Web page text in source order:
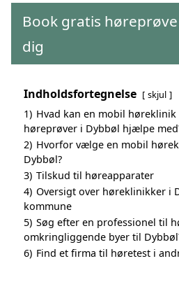
Book gratis
dig
Indholdsfortegnelse skjul
1) Hvad kan en mobil høreklinik
høreprøver i Dybbøl hjælpe
2) Hvorfor vælge en mobil
Dybbøl?
3) Tilskud til høreapparater
4) Oversigt over høreklinikker i
kommune
5) Søg efter en professionel til
omkringliggende byer til
6) Find et firma til høretest i